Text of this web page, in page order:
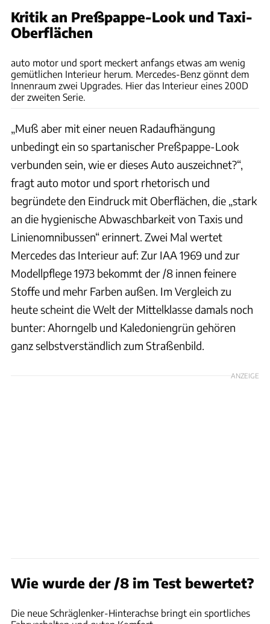
Kritik an Preßpappe-Look und Taxi-
Oberflächen
auto motor und sport meckert anfangs etwas am wenig
gemütlichen Interieur herum. Mercedes-Benz gönnt dem
Innenraum zwei Upgrades. Hier das Interieur eines 200D
der zweiten Serie.
„Muß aber mit einer neuen Radaufhängung
unbedingt ein so spartanischer Preßpappe-Look
verbunden sein, wie er dieses Auto auszeichnet?“,
fragt auto motor und sport rhetorisch und
begründete den Eindruck mit Oberflächen, die „stark
an die hygienische Abwaschbarkeit von Taxis und
Linienomnibussen“ erinnert. Zwei Mal wertet
Mercedes das Interieur auf: Zur IAA 1969 und zur
Modellpflege 1973 bekommt der /8 innen feinere
Stoffe und mehr Farben außen. Im Vergleich zu
heute scheint die Welt der Mittelklasse damals noch
bunter: Ahorngelb und Kaledoniengrün gehören
ganz selbstverständlich zum Straßenbild.
ANZEIGE
Wie wurde der /8 im Test bewertet?Daimler
Die neue Schräglenker-Hinterachse bringt ein sportliches